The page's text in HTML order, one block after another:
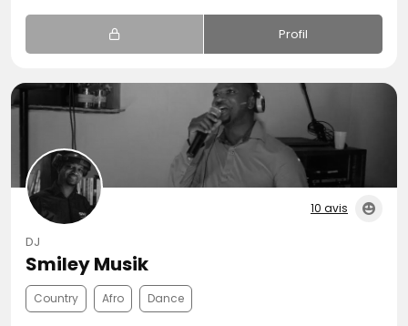
Profil
10 avis
DJ
Smiley Musik
Country Afro Dance